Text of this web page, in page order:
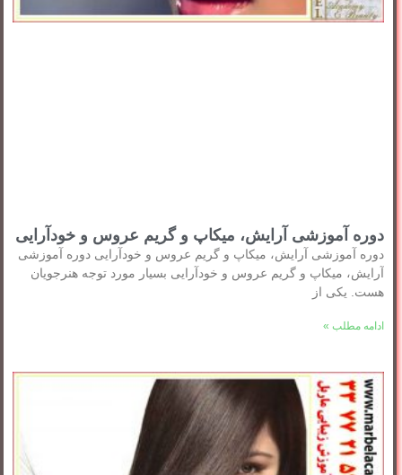
دوره آموزشی آرایش، میکاپ و گریم عروس و خودآرایی
دوره آموزشی آرایش، میکاپ و گریم عروس و خودآرایی دوره آموزشی
آرایش، میکاپ و گریم عروس و خودآرایی بسیار مورد توجه هنرجویان
هست. یکی از
ادامه مطلب »